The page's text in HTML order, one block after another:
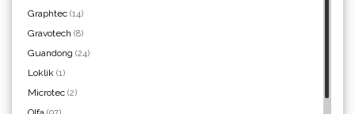
Graphtec (14)
Gravotech (8)
Guandong (24)
Loklik (1)
Microtec (2)